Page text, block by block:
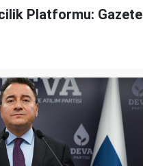
Platformu: Gazete